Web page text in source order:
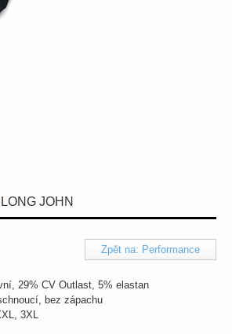
LONG JOHN
Zpět na: Performance
29% CV Outlast, 5% elastan
bez zápachu
3XL